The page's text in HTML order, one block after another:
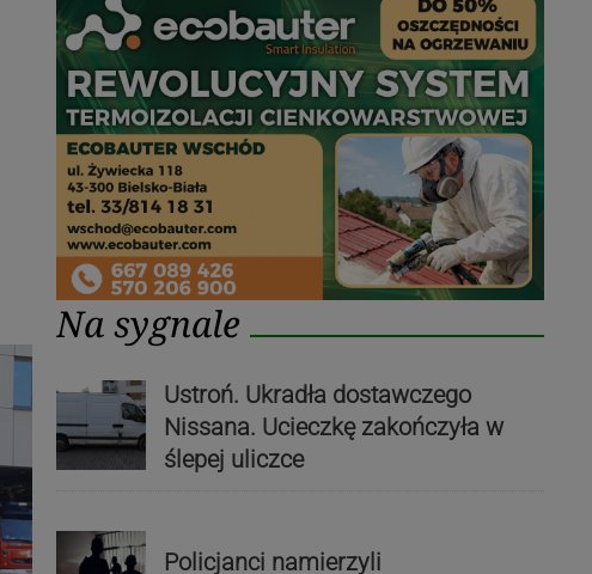
Na sygnale
Ustroń. Ukradła dostawczego
Nissana. Ucieczkę zakończyła w
ślepej uliczce
Policjanci namierzyli